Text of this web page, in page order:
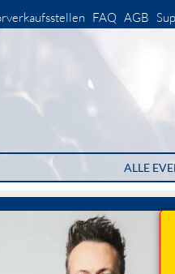
FAQ AGB
ALLE